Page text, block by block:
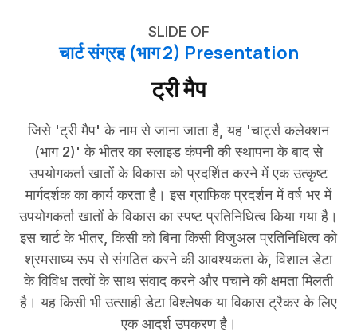
SLIDE OF
चार्ट संग्रह (भाग 2) Presentation
ट्री मैप
जिसे 'ट्री मैप' के नाम से जाना जाता है, यह 'चार्ट्स कलेक्शन
(भाग 2)' के भीतर का स्लाइड कंपनी की स्थापना के बाद से
उपयोगकर्ता खातों के विकास को प्रदर्शित करने में एक उत्कृष्ट
मार्गदर्शक का कार्य करता है। इस ग्राफिक प्रदर्शन में वर्ष भर में
उपयोगकर्ता खातों के विकास का स्पष्ट प्रतिनिधित्व किया गया है।
इस चार्ट के भीतर, किसी को बिना किसी विजुअल प्रतिनिधित्व को
श्रमसाध्य रूप से संगठित करने की आवश्यकता के, विशाल डेटा
के विविध तत्वों के साथ संवाद करने और पचाने की क्षमता मिलती
है। यह किसी भी उत्साही डेटा विश्लेषक या विकास ट्रैकर के लिए
एक आदर्श उपकरण है।